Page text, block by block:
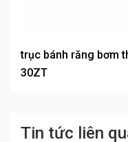
trục bánh răng bơm
30ZT
Tin tức liên